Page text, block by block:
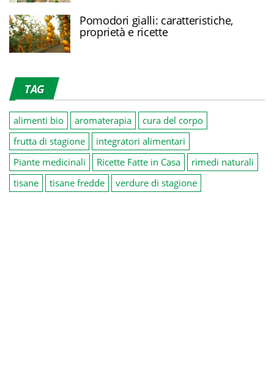
Pomodori gialli: caratteristiche,
proprietà e ricette
TAG
alimenti bio aromaterapia
cura del corpo
frutta di stagione
integratori alimentari
Piante medicinali
Ricette Fatte in Casa
rimedi naturali
tisane
tisane fredde verdure di stagione